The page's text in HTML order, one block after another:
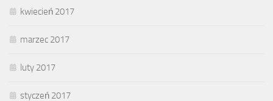
kwiecień 2017
marzec 2017
luty 2017
styczeń 2017